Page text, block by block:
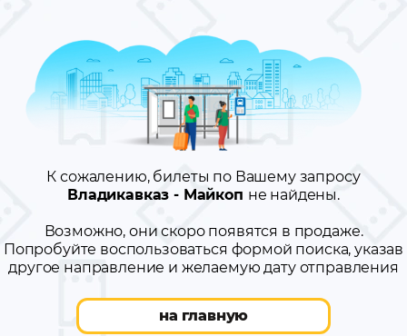
К сожалению, билеты по Вашему запросу
Владикавказ - Майкоп не найдены.
Возможно, они скоро появятся в продаже.
Попробуйте воспользоваться формой поиска, указав
другое направление и желаемую дату отправления
на главную